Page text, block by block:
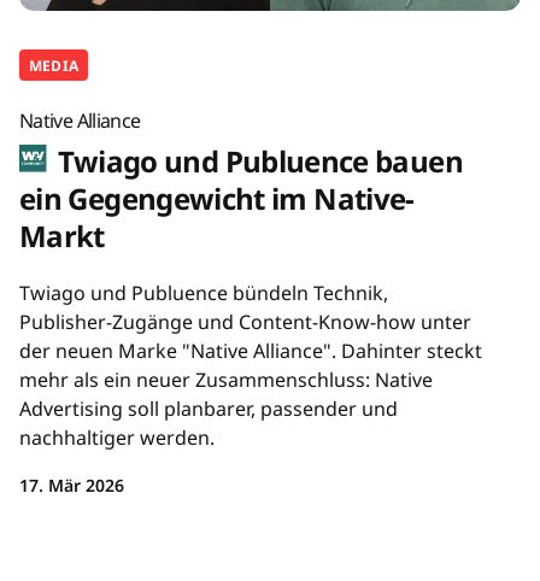
MEDIA
Native Alliance
Twiago und Publuence bauen
ein Gegengewicht im Native-
Markt
Twiago und Publuence bündeln Technik,
Publisher-Zugänge und Content-Know-how unter
der neuen Marke "Native Alliance". Dahinter steckt
mehr als ein neuer Zusammenschluss: Native
Advertising soll planbarer, passender und
nachhaltiger werden.
17. Mär 2026